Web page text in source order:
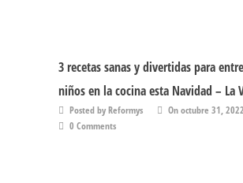
3 recetas sanas y divertidas para
niños en la cocina esta Navidad – La
Posted by Reformys
On octubre 31, 2022
0 Comments